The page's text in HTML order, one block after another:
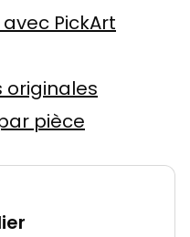
PickArt
originales
pièce